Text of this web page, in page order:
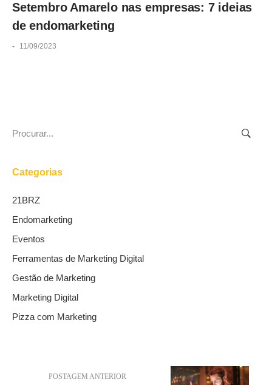
Setembro Amarelo nas empresas: 7 ideias
de endomarketing
- 11/09/2023
for:
Categorias
21BRZ
Endomarketing
Eventos
Ferramentas de Marketing Digital
Gestão de Marketing
Marketing Digital
Pizza com Marketing
POSTAGEM ANTERIOR